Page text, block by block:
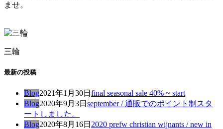
ませ。
三輪
最新の投稿
Blog2021年1月30日 final seasonal sale 40% ~ start
Blog2020年9月3日 september / 通販でのポイント制スタ
ートしました。
Blog2020年8月16日 2020 prefw christian wijnants / new in